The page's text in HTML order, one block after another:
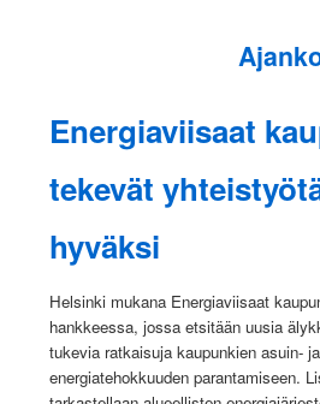
selaus
Energiaviisaat
tekevät
hyväksi
Helsinki mukana Energiaviisaat
hankkeessa, jossa etsitään uusia
tukevia ratkaisuja kaupunkien asuin-
energiatehokkuuden parantamiseen.